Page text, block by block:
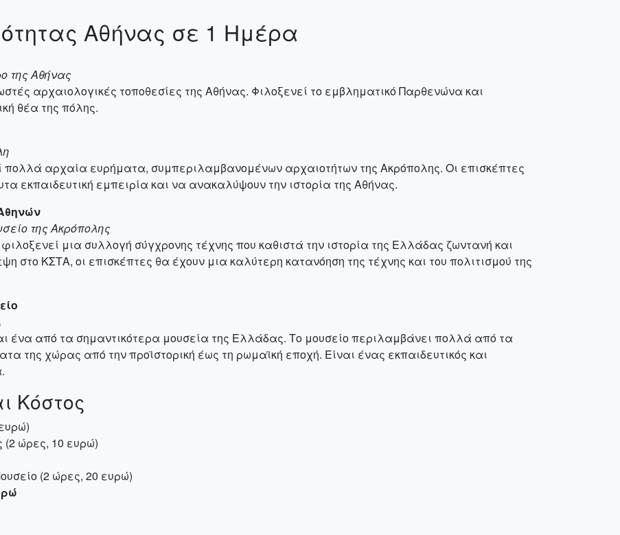
Αθήνας σε 1 Ημέρα
της Αθήνας
αρχαιολογικές τοποθεσίες της Αθήνας. Φιλοξενεί το εμβληματικό Παρθενώνα και
θέα της πόλης.
πολλά αρχαία ευρήματα, συμπεριλαμβανομένων αρχαιοτήτων της Ακρόπολης. Οι επισκέπτες
εκπαιδευτική εμπειρία και να ανακαλύψουν την ιστορία της Αθήνας.
της Ακρόπολης
μια συλλογή σύγχρονης τέχνης που καθιστά την ιστορία της Ελλάδας ζωντανή και
στο ΚΣΤΑ, οι επισκέπτες θα έχουν μια καλύτερη κατανόηση της τέχνης και του πολιτισμού της
ένα από τα σημαντικότερα μουσεία της Ελλάδας. Το μουσείο περιλαμβάνει πολλά από τα
της χώρας από την προϊστορική έως τη ρωμαϊκή εποχή. Είναι ένας εκπαιδευτικός και
Κόστος
(2 ώρες, 10 ευρώ)
(2 ώρες, 20 ευρώ)